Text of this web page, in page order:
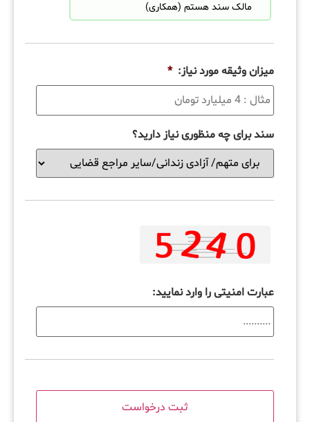
مالک سند هستم (همکاری)
میزان وثیقه مورد نیاز: *
سند برای چه منظوری نیاز دارید؟
عبارت امنیتی را وارد نمایید: